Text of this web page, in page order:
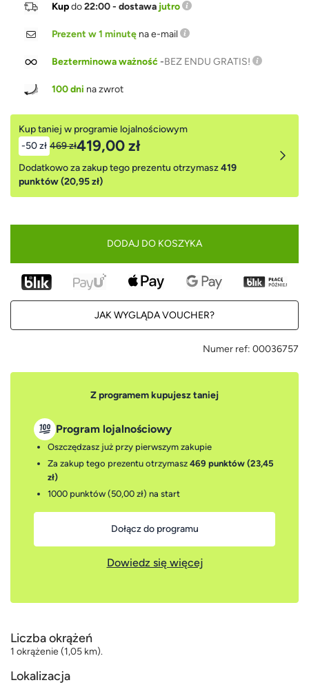
Kupdo22:00 - dostawa jutro
Prezent w 1 minutę na e-mail
Bezterminowa ważność-BEZ ENDU GRATIS!
100 dni na zwrot
Kup taniej w programie lojalnościowym
-50 zł 469 zł419,00 zł
Dodatkowo za zakup tego prezentu otrzymasz419
punktów (20,95 zł)
DODAJ DO KOSZYKA
JAK WYGLĄDA VOUCHER?
Numer ref: 00036757
Z programem kupujesz taniej
Program lojalnościowy
Oszczędzasz już przy pierwszym zakupie
Za zakup tego prezentu otrzymasz 469 punktów (23,45
zł)
1000 punktów (50,00 zł) na start
Dołącz do programu
Dowiedz się więcej
Liczba okrążeń
1 okrążenie (1,05 km).
Lokalizacja